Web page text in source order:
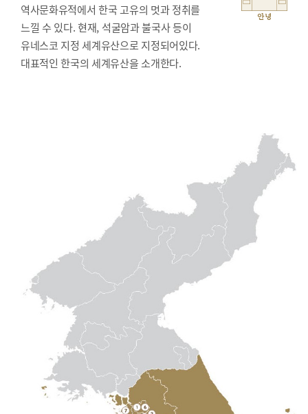
역사문화유적에서 한국 고유의 멋과 정취를
느낄 수 있다. 현재, 석굴암과 불국사 등이
유네스코 지정 세계유산으로 지정되어있다.
대표적인 한국의 세계유산을 소개한다.
안녕